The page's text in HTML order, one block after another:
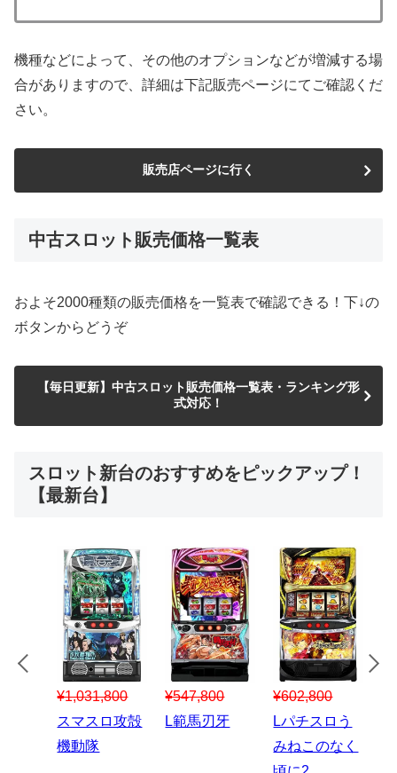
機種などによって、その他のオプションなどが増減する場
合がありますので、詳細は下記販売ページにてご確認くだ
さい。
販売店ページに行く
中古スロット販売価格一覧表
およそ2000種類の販売価格を一覧表で確認できる！下↓の
ボタンからどうぞ
【毎日更新】中古スロット販売価格一覧表・ランキング形
式対応！
スロット新台のおすすめをピックアップ！
【最新台】
¥547,800
スマスロハナ
ビ
¥150,000
スマスロ秘宝
¥1,867,800
Lパチスロ 炎
炎ノ消防隊2